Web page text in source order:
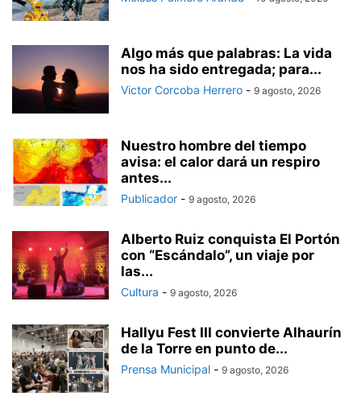
Algo más que palabras: La vida
nos ha sido entregada; para...
Victor Corcoba Herrero - 9 agosto, 2026
Nuestro hombre del tiempo
avisa: el calor dará un respiro
antes...
Publicador - 9 agosto, 2026
Alberto Ruiz conquista El Portón
con “Escándalo”, un viaje por
las...
Cultura - 9 agosto, 2026
Hallyu Fest III convierte Alhaurín
de la Torre en punto de...
Prensa Municipal - 9 agosto, 2026